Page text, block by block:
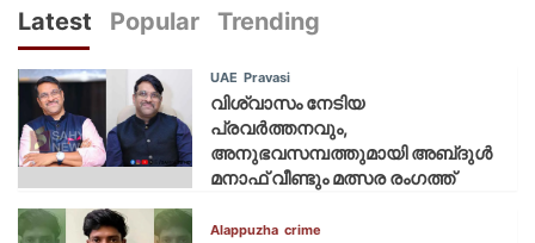
Latest Popular Trending
UAE Pravasi
വിശ്വാസം നേടിയ
പ്രവർത്തനവും,
അനുഭവസമ്പത്തുമായി അബ്‌ദുൾ
മനാഫ് വീണ്ടും മത്സര രംഗത്ത്
Alappuzha crime